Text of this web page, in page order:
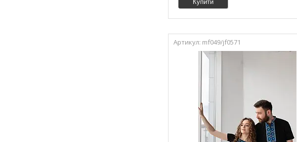
Купити
mf049/jf0571